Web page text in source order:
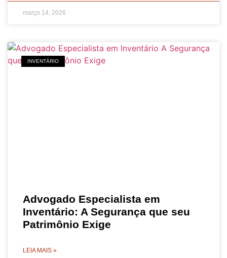
março 14, 2026
INVENTÁRIO
Advogado Especialista em
Inventário: A Segurança que seu
Patrimônio Exige
LEIA MAIS »